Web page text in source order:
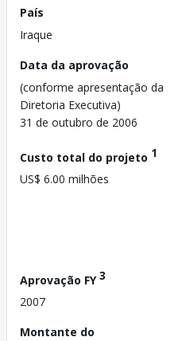
País
Iraque
Data da aprovação
(conforme apresentação da
Diretoria Executiva)
31 de outubro de 2006
Custo total do projeto 1
US$ 6.00 milhões
Aprovação FY3
2007
Montante do